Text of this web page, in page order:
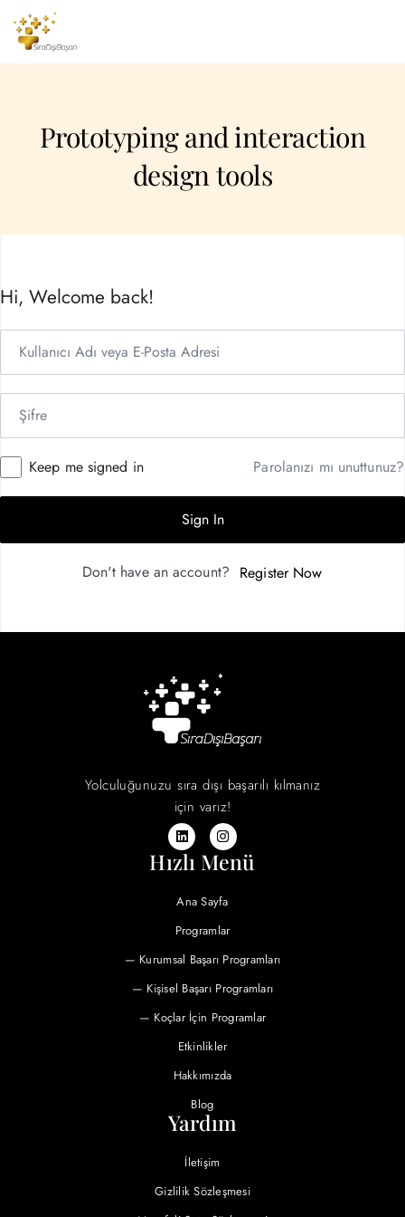
Prototyping and interaction
design tools
Hi, Welcome back!
Keep me signed in Parolanızı mı unuttunuz?
Sign In
Don't have an account? Register Now
Yolculuğunuzu sıra dışı başarılı kılmanız
için varız!
Hızlı Menü
Ana Sayfa
Programlar
— Kurumsal Başarı Programları
— Kişisel Başarı Programları
— Koçlar İçin Programlar
Etkinlikler
Hakkımızda
Blog
Yardım
İletişim
Gizlilik Sözleşmesi